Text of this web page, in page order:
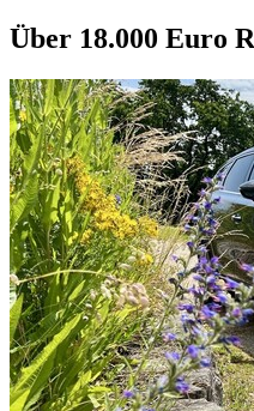
Über 18.000 Euro